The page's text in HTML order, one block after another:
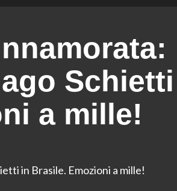
Schietti
a mille!